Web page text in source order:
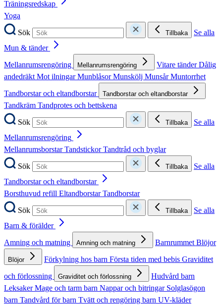
Träningsredskap
Yoga
Sök
Tillbaka
Se alla
Mun & tänder
Mellanrumsrengöring
Mellanrumsrengöring Vitare tänderDålig
andedräktMot ilningarMunblåsorMunskölj MunsårMuntorrhet
Tandborstar och eltandborstar
Tandborstar och eltandborstar
Tandkräm Tandprotes och bettskena
Sök
Tillbaka
Se alla
Mellanrumsrengöring
MellanrumsborstarTandstickorTandtråd och byglar
Sök
Tillbaka
Se alla
Tandborstar och eltandborstar
Borsthuvud refill EltandborstarTandborstar
Sök
Tillbaka
Se alla
Barn & förälder
Amning och matning
Amning och matning BarnrummetBlöjor
Blöjor Förkylning hos barn Första tiden med bebis Graviditet
och förlossning
Graviditet och förlossning
Hudvård barn
LeksakerMage och tarm barn Nappar och bitringar Solglasögon
barn Tandvård för barn Tvätt och rengöring barn UV-kläder